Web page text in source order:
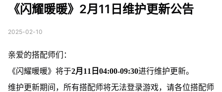
《闪耀暖暖》2月11日维护更新公告
2025-02-10
亲爱的搭配师们：
《闪耀暖暖》将于2月11日04:00-09:30进行维护更新。
维护更新期间，所有搭配师将无法登录游戏，请各位搭配师